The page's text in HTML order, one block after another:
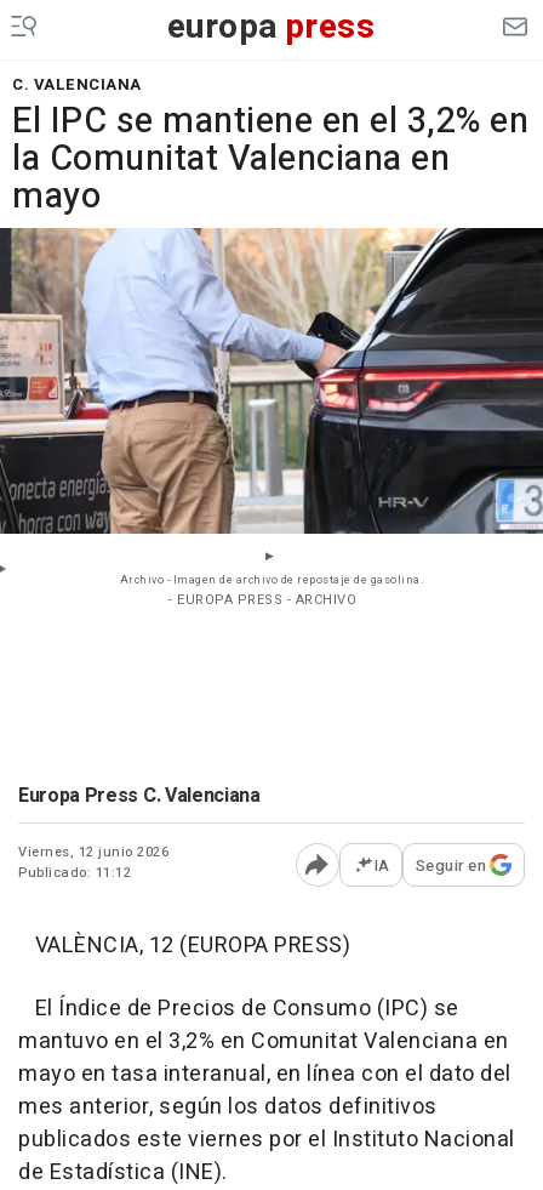
europa press
C. VALENCIANA
El IPC se mantiene en el 3,2% en
la Comunitat Valenciana en
mayo
Archivo - Imagen de archivo de repostaje de gasolina.
- EUROPA PRESS - ARCHIVO
Europa Press C. Valenciana
Viernes, 12 junio 2026
Publicado: 11:12
Abrir opciones para
IA Seguir en
VALÈNCIA, 12 (EUROPA PRESS)
El Índice de Precios de Consumo (IPC) se
mantuvo en el 3,2% en Comunitat Valenciana en
mayo en tasa interanual, en línea con el dato del
mes anterior, según los datos definitivos
publicados este viernes por el Instituto Nacional
de Estadística (INE).